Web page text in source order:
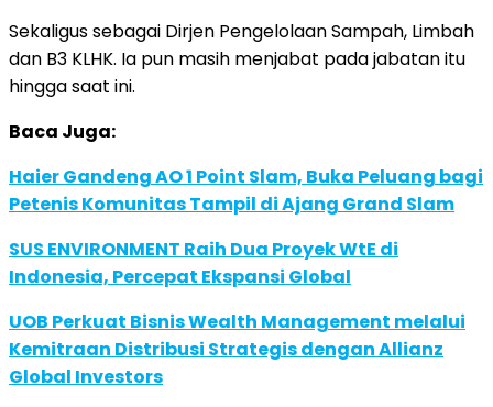
Sekaligus sebagai Dirjen Pengelolaan Sampah, Limbah
dan B3 KLHK. Ia pun masih menjabat pada jabatan itu
hingga saat ini.
Baca Juga:
Haier Gandeng AO 1 Point Slam, Buka Peluang bagi
Petenis Komunitas Tampil di Ajang Grand Slam
SUS ENVIRONMENT Raih Dua Proyek WtE di
Indonesia, Percepat Ekspansi Global
UOB Perkuat Bisnis Wealth Management melalui
Kemitraan Distribusi Strategis dengan Allianz
Global Investors